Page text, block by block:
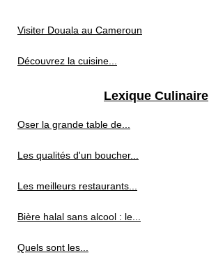
Visiter Douala au Cameroun
Découvrez la cuisine...
Lexique Culinaire
Oser la grande table de...
Les qualités d'un boucher...
Les meilleurs restaurants...
Bière halal sans alcool : le...
Quels sont les...